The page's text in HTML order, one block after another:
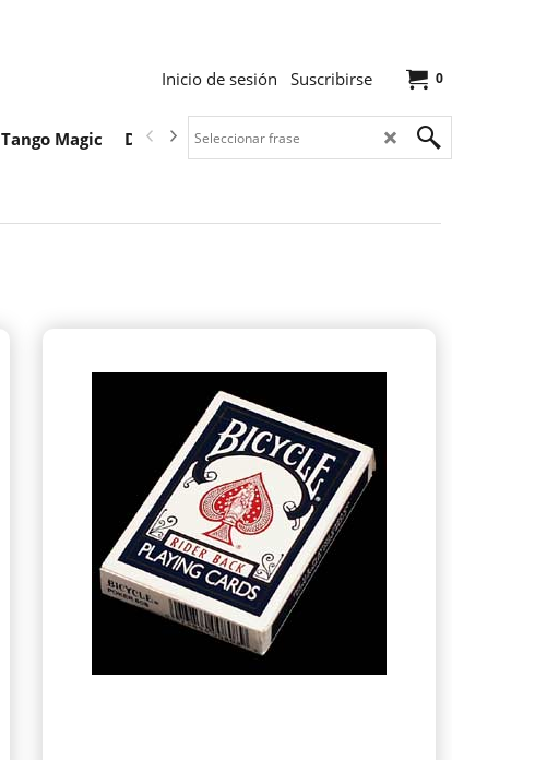
0
Inicio de sesión Suscribirse
Tango Magic Descargas